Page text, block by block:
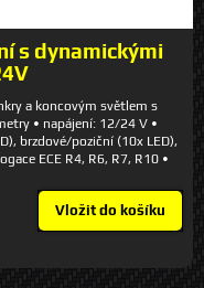
s dynamickými
a koncovým světlem s
• napájení: 12/24 V •
brzdové/poziční (10x LED),
ECE R4, R6, R7, R10 •
• balení: 2 světla (pár)
- poziční světlo +
• žlutý/zelený vodič -
Vložit do košíku